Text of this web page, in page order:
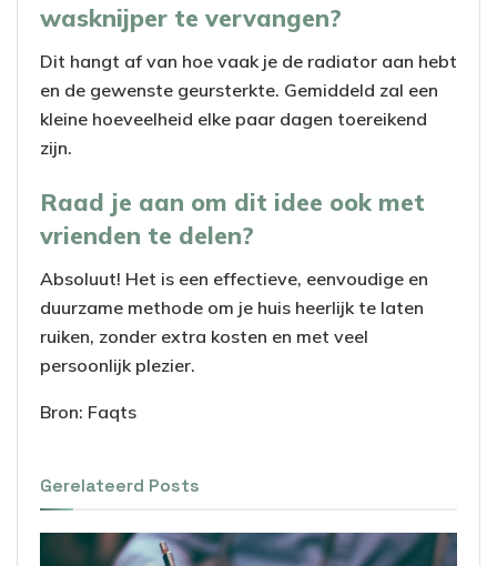
wasknijper te vervangen?
Dit hangt af van hoe vaak je de radiator aan hebt
en de gewenste geursterkte. Gemiddeld zal een
kleine hoeveelheid elke paar dagen toereikend
zijn.
Raad je aan om dit idee ook met
vrienden te delen?
Absoluut! Het is een effectieve, eenvoudige en
duurzame methode om je huis heerlijk te laten
ruiken, zonder extra kosten en met veel
persoonlijk plezier.
Bron: Faqts
Gerelateerd Posts